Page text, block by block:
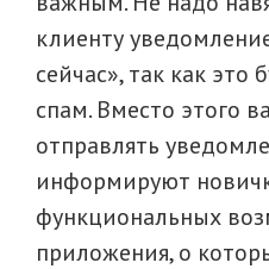
клиенту
сейчас», так как это
спам. Вместо этого
отправлять
информируют
функциональных
приложения, о